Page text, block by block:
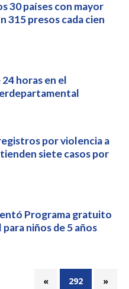
30 países con mayor
315 presos cada cien
horas en el
por violencia a
siete casos por
Programa gratuito
para niños de 5 años
« 292 »